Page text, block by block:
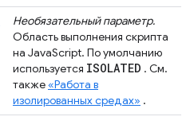
Необязательный параметр.
Область выполнения скрипта
на JavaScript. По умолчанию
используется ISOLATED . См.
также«Работа в
изолированных средах» .